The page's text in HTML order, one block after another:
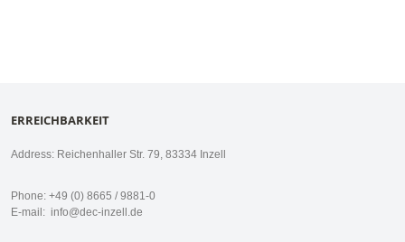
ERREICHBARKEIT
Address: Reichenhaller Str. 79, 83334 Inzell
Phone: +49 (0) 8665 / 9881-0
E-mail: info@dec-inzell.de